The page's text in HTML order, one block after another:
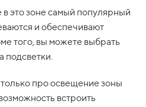
это зоне самый популярный
и обеспечивают
того, вы можете выбрать
подсветки.
про освещение зоны
встроить